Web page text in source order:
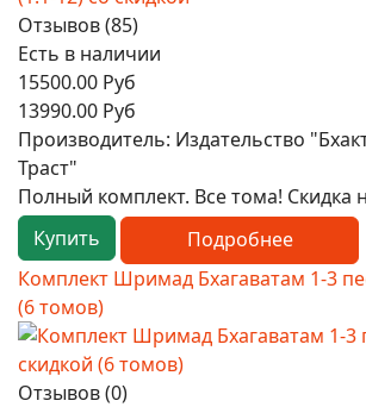
Отзывов (85)
Есть в наличии
15500.00 Руб
13990.00 Руб
Производитель: Издательство
Траст"
Полный комплект. Все тома! Скидка
Купить
Подробнее
Комплект Шримад Бхагаватам 1-3
(6 томов)
Отзывов (0)